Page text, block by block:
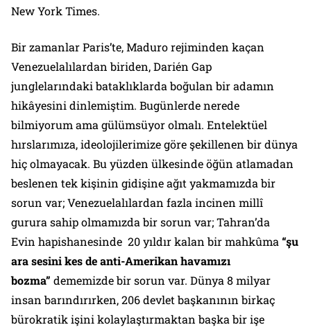
New York Times.
Bir zamanlar Paris’te, Maduro rejiminden kaçan
Venezuelalılardan biriden, Darién Gap
junglelarındaki bataklıklarda boğulan bir adamın
hikâyesini dinlemiştim. Bugünlerde nerede
bilmiyorum ama gülümsüyor olmalı. Entelektüel
hırslarımıza, ideolojilerimize göre şekillenen bir dünya
hiç olmayacak. Bu yüzden ülkesinde öğün atlamadan
beslenen tek kişinin gidişine ağıt yakmamızda bir
sorun var; Venezuelalılardan fazla incinen millî
gurura sahip olmamızda bir sorun var; Tahran’da
Evin hapishanesinde 20 yıldır kalan bir mahkûma“şu
ara sesini kes de anti-Amerikan havamızı
bozma” dememizde bir sorun var. Dünya 8 milyar
insan barındırırken, 206 devlet başkanının birkaç
bürokratik işini kolaylaştırmaktan başka bir işe